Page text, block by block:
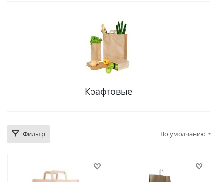
Крафтовые
Фильтр По умолчанию